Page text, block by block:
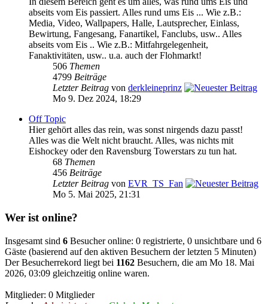
abseits vom Eis passiert. Alles rund ums Eis ... Wie z.B.:
Media, Video, Wallpapers, Halle, Lautsprecher, Einlass,
Bewirtung, Fangesang, Fanartikel, Fanclubs, usw.. Alles
abseits vom Eis .. Wie z.B.: Mitfahrgelegenheit,
Fanaktivitäten, usw.. u.a. auch der Flohmarkt!
506 Themen
4799 Beiträge
Letzter Beitrag von derkleineprinz
Mo 9. Dez 2024, 18:29
Off Topic
Hier gehört alles das rein, was sonst nirgends dazu passt!
Alles was die Welt nicht braucht. Alles, was nichts mit
Eishockey oder den Ravensburg Towerstars zu tun hat.
68 Themen
456 Beiträge
Letzter Beitrag von EVR_TS_Fan
Mo 5. Mai 2025, 21:31
Wer ist online?
Insgesamt sind 6 Besucher online: 0 registrierte, 0 unsichtbare und 6
Gäste (basierend auf den aktiven Besuchern der letzten 5 Minuten)
Der Besucherrekord liegt bei 1162 Besuchern, die am Mo 18. Mai
2026, 03:09 gleichzeitig online waren.
Mitglieder: 0 Mitglieder